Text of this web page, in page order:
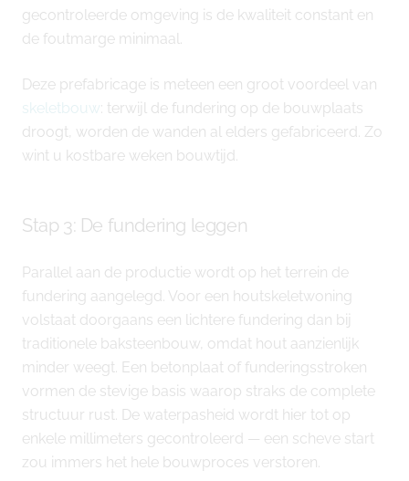
gecontroleerde omgeving is de kwaliteit constant en
de foutmarge minimaal.
Deze prefabricage is meteen een groot voordeel van
skeletbouw: terwijl de fundering op de bouwplaats
droogt, worden de wanden al elders gefabriceerd. Zo
wint u kostbare weken bouwtijd.
Stap 3: De fundering leggen
Parallel aan de productie wordt op het terrein de
fundering aangelegd. Voor een houtskeletwoning
volstaat doorgaans een lichtere fundering dan bij
traditionele baksteenbouw, omdat hout aanzienlijk
minder weegt. Een betonplaat of funderingsstroken
vormen de stevige basis waarop straks de complete
structuur rust. De waterpasheid wordt hier tot op
enkele millimeters gecontroleerd — een scheve start
zou immers het hele bouwproces verstoren.